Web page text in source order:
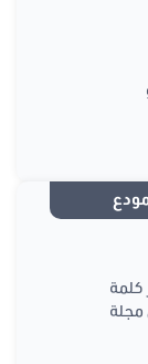
كلمة
في الفصل 292 من مجلة